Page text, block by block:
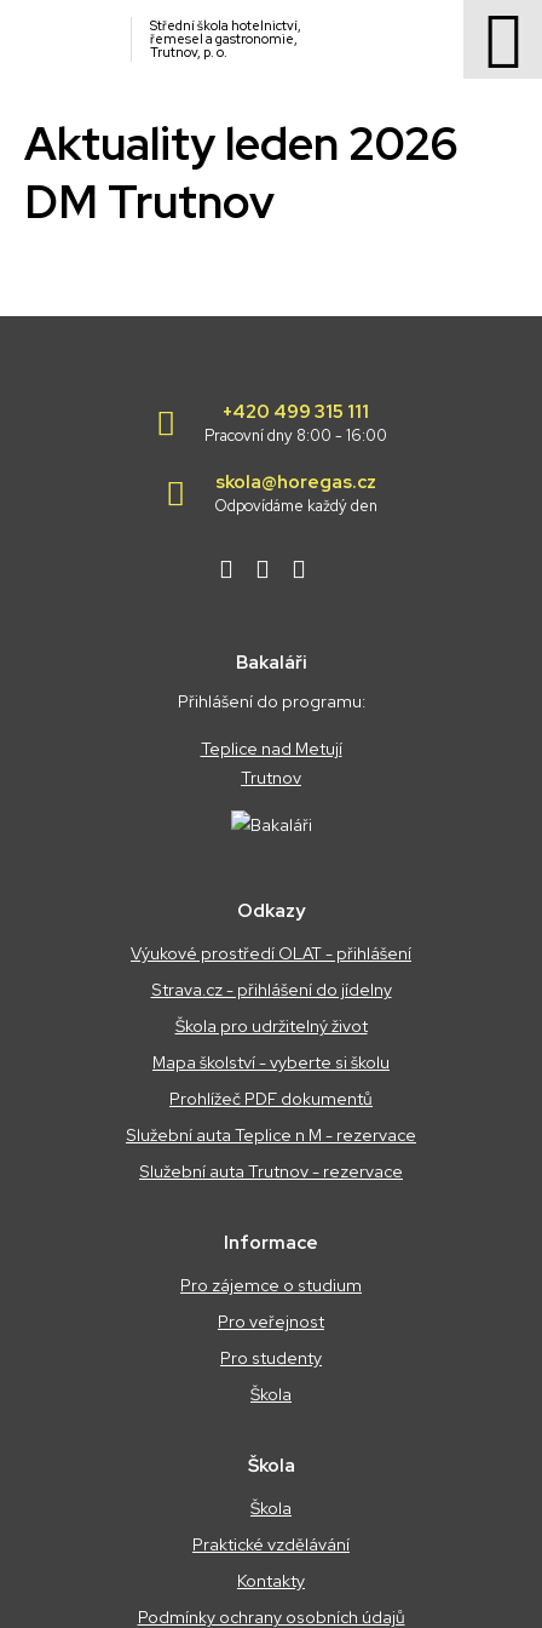
Střední škola hotelnictví,
řemesel a gastronomie,
Trutnov, p. o.
Aktuality leden 2026
DM Trutnov
+420 499 315 111
Pracovní dny 8:00 - 16:00
skola@horegas.cz
Odpovídáme každý den
Bakaláři
Přihlášení do programu:
Teplice nad Metují
Trutnov
Odkazy
Výukové prostředí OLAT - přihlášení
Strava.cz - přihlášení do jídelny
Škola pro udržitelný život
Mapa školství - vyberte si školu
Prohlížeč PDF dokumentů
Služební auta Teplice n M - rezervace
Služební auta Trutnov - rezervace
Informace
Pro zájemce o studium
Pro veřejnost
Pro studenty
Škola
Škola
Škola
Praktické vzdělávání
Kontakty
Podmínky ochrany osobních údajů